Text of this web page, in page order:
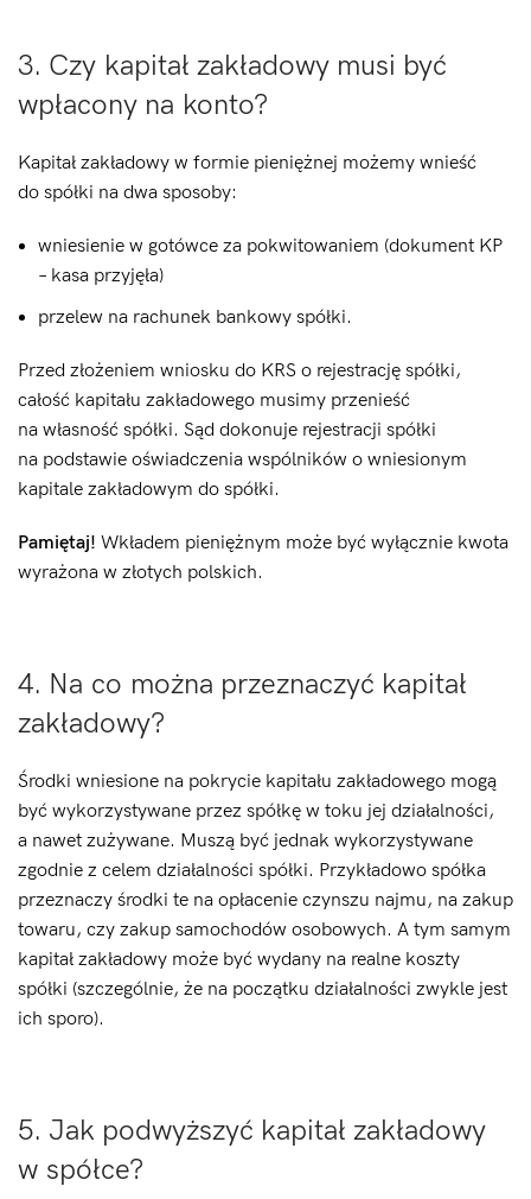
3. Czy kapitał zakładowy musi być
wpłacony na konto?
Kapitał zakładowy w formie pieniężnej możemy wnieść
do spółki na dwa sposoby:
wniesienie w gotówce za pokwitowaniem (dokument KP
– kasa przyjęła)
przelew na rachunek bankowy spółki.
Przed złożeniem wniosku do KRS o rejestrację spółki,
całość kapitału zakładowego musimy przenieść
na własność spółki. Sąd dokonuje rejestracji spółki
na podstawie oświadczenia wspólników o wniesionym
kapitale zakładowym do spółki.
Pamiętaj! Wkładem pieniężnym może być wyłącznie kwota
wyrażona w złotych polskich.
4. Na co można przeznaczyć kapitał
zakładowy?
Środki wniesione na pokrycie kapitału zakładowego mogą
być wykorzystywane przez spółkę w toku jej działalności,
a nawet zużywane. Muszą być jednak wykorzystywane
zgodnie z celem działalności spółki. Przykładowo spółka
przeznaczy środki te na opłacenie czynszu najmu, na zakup
towaru, czy zakup samochodów osobowych. A tym samym
kapitał zakładowy może być wydany na realne koszty
spółki (szczególnie, że na początku działalności zwykle jest
ich sporo).
5. Jak podwyższyć kapitał zakładowy
w spółce?